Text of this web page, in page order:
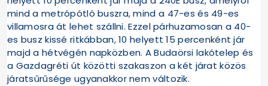
mind a metrópótló buszra, mind a 47-es és 49-es
villamosra át lehet szállni. Ezzel párhuzamosan a 40-
es busz kissé ritkábban, 10 helyett 15 percenként jár
majd a hétvégén napközben. A Budaörsi lakótelep és
a Gazdagréti út közötti szakaszon a két járat közös
járatsűrűsége ugyanakkor nem változik.